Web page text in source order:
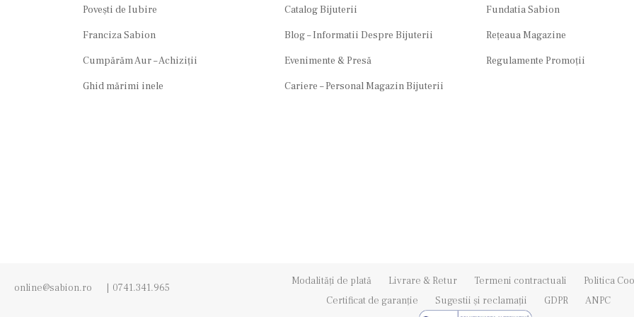
Povești de Iubire
Franciza Sabion
Cumpărăm Aur – Achiziții
Ghid mărimi inele
Catalog Bijuterii
Blog – Informatii Despre Bijuterii
Evenimente & Presă
Cariere – Personal Magazin Bijuterii
Fundatia Sabion
Rețeaua Magazine
Regulamente Promoții
online@sabion.ro | 0741.341.965
Modalități de plată Livrare & Retur Termeni contractuali
Politica
Certificat de garanție
Sugestii și reclamații GDPR ANPC